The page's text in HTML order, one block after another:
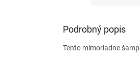
prírodným zložením, bez
zároveňvýživnou kúrou
Podrobný popis
Tento mimoriadne